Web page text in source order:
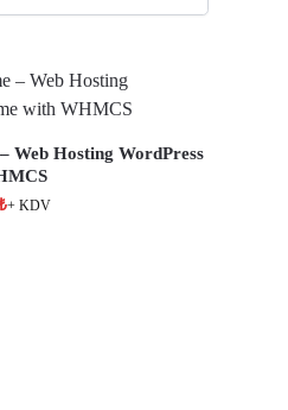
Web Hosting WordPress
+ KDV